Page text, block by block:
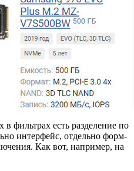
фильтрах есть разделение по
интерфейс, отдельно форм-
Как вот, например, на